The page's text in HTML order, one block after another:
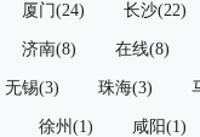
厦门(24) 长沙(22)
济南(8) 在线(8)
无锡(3) 珠海(3)
徐州(1) 咸阳(1)